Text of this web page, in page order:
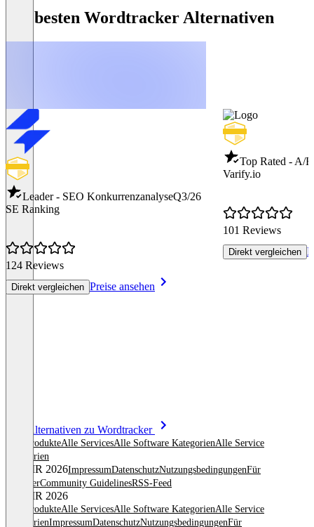
Die besten Wordtracker Alternativen
Leader - SEO KonkurrenzanalyseQ3/26
SE Ranking
124 Reviews
Direkt vergleichen Preise ansehen
Top Rated - A/
Varify.io
101 Reviews
Direkt vergleichen
Alle Alternativen zu Wordtracker
Alle ProdukteAlle ServicesAlle Software KategorienAlle Service
Kategorien
© OMR 2026ImpressumDatenschutzNutzungsbedingungenFür
AnbieterCommunity GuidelinesRSS-Feed
© OMR 2026
Alle ProdukteAlle ServicesAlle Software KategorienAlle Service
KategorienImpressumDatenschutzNutzungsbedingungenFür